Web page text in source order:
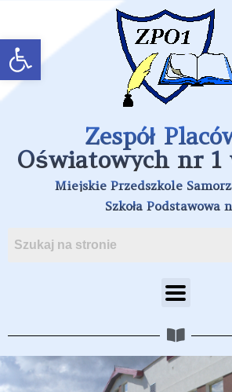
Open toolbar
Zespół
Oświatowych nr 1
Miejskie Przedszkole
Szkoła Podstawowa